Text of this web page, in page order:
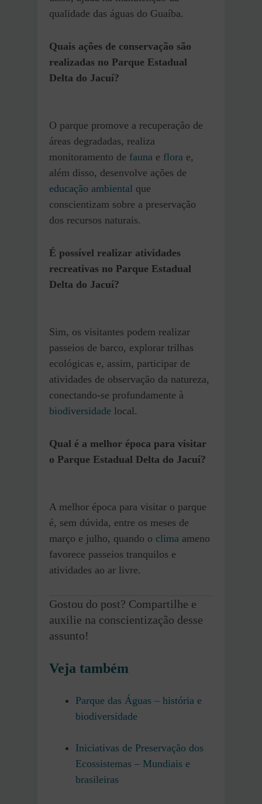
qualidade das águas do Guaíba.
Quais ações de conservação são
realizadas no Parque Estadual
Delta do Jacuí?
O parque promove a recuperação de
áreas degradadas, realiza
monitoramento de fauna e flora e,
além disso, desenvolve ações de
educação ambiental que
conscientizam sobre a preservação
dos recursos naturais.
É possível realizar atividades
recreativas no Parque Estadual
Delta do Jacuí?
Sim, os visitantes podem realizar
passeios de barco, explorar trilhas
ecológicas e, assim, participar de
atividades de observação da natureza,
conectando-se profundamente à
biodiversidade local.
Qual é a melhor época para visitar
o Parque Estadual Delta do Jacuí?
A melhor época para visitar o parque
é, sem dúvida, entre os meses de
março e julho, quando o clima ameno
favorece passeios tranquilos e
atividades ao ar livre.
Gostou do post? Compartilhe e
auxilie na conscientização desse
assunto!
Veja também
Parque das Águas – história e
biodiversidade
Iniciativas de Preservação dos
Ecossistemas – Mundiais e
brasileiras